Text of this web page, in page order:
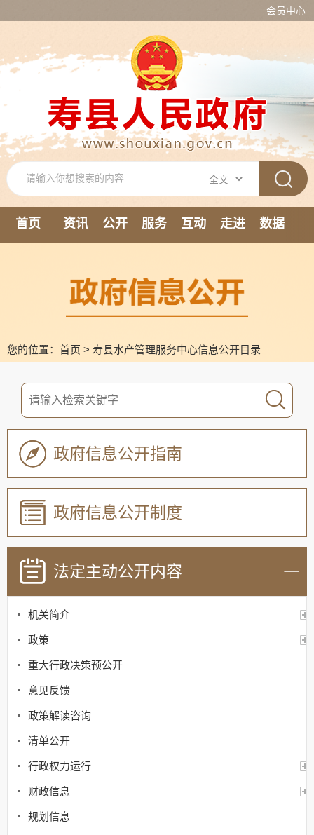
会员中心
首页 资讯 公开 服务 互动 走进
数据
您的位置： 首页 > 寿县水产管理服务中心信息公开目录
政府信息公开指南
政府信息公开制度
法定主动公开内容
机关简介
政策
重大行政决策预公开
意见反馈
政策解读咨询
清单公开
行政权力运行
财政信息
规划信息